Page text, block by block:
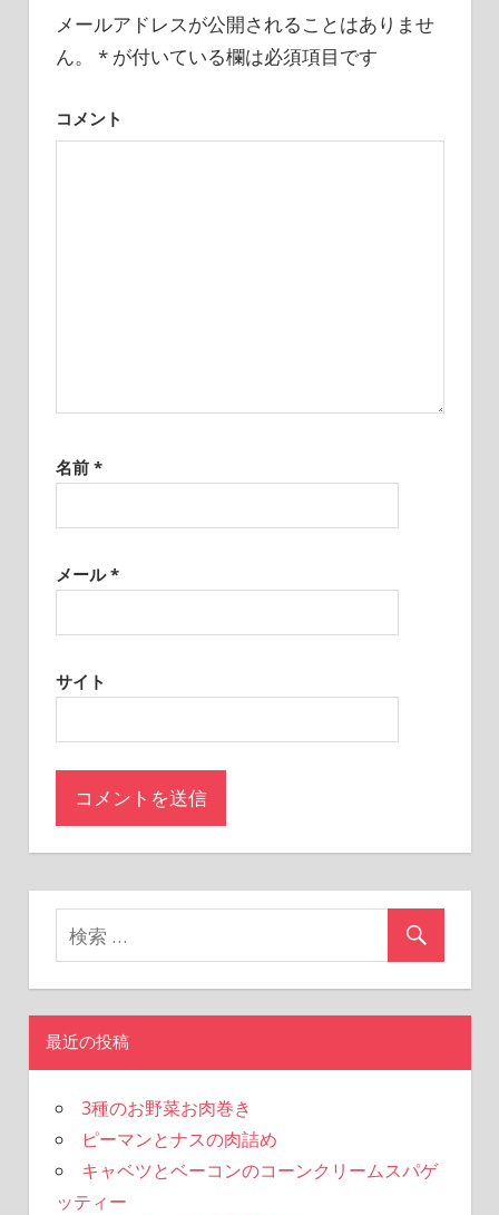
シ
ョ
メールアドレスが公開されることはありませ
ん。
*が付いている欄は必須項目です
コメント
名前 *
メール*
サイト
最近の投稿
3種のお野菜お肉巻き
ピーマンとナスの肉詰め
キャベツとベーコンのコーンクリームスパゲ
ッティー